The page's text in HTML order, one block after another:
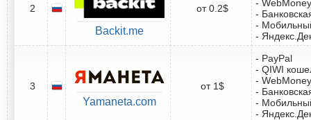
2
Backit.me
от 0.2$
- WebMoney
-
-
-
3
Yamaneta.com
от 1$
- PayPal
- QIWI
- WebMoney
-
-
-